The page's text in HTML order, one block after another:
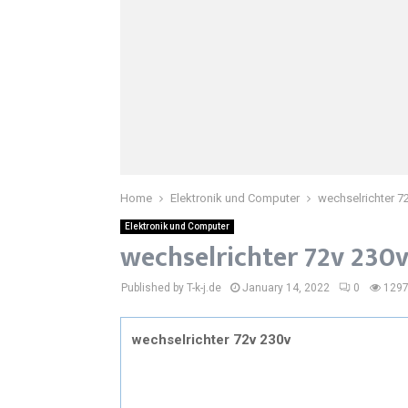
Home Elektronik und Computer wechselrichter
Elektronik und Computer
wechselrichter 72v 230v
Published by T-k-j.de January 14, 2022 0 1297
wechselrichter 72v 230v